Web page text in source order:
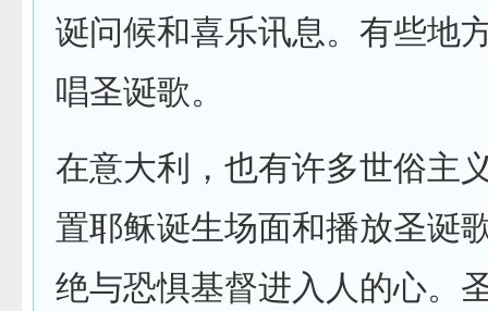
诞问候和喜乐讯息。有些地
唱圣诞歌。
在意大利，也有许多世俗主
置耶稣诞生场面和播放圣诞
绝与恐惧基督进入人的心。